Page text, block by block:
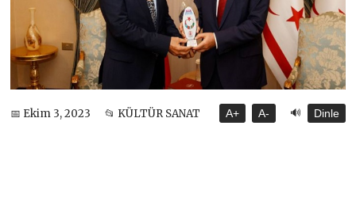
📅 Ekim 3, 2023 📂 KÜLTÜR SANAT A+ A- 🔊 Dinle